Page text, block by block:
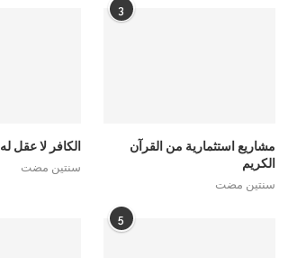
الكافر لا عقل له
سنتين مضت
3
مشاريع استثمارية من القرآن
الكريم
سنتين مضت
5